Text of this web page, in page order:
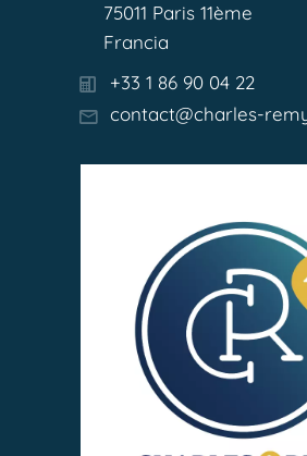
75011 Paris 11ème
Francia
+33 1 86 90 04 22
contact@charles-